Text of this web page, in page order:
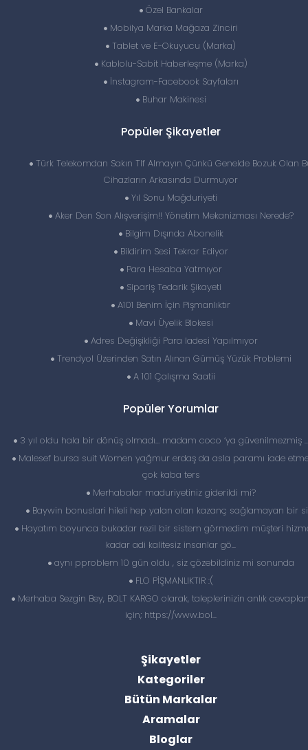
Özel Bankalar
Mobilya Marka Mağaza Zinciri
Tablet ve E-Okuyucu (Marka)
Kablolu-Sabit Haberleşme (Marka)
İnstagram-Facebook Sayfaları
Buhar Makinesi
Popüler Şikayetler
Türk Telekomdan Sakın Tlf Almayın Çünkü Genelde Bozuk Olan
Cihazların Arkasında Durmuyor
Yıl Sonu Mağduriyeti
Aker Den Son Alışverişim!! Yönetim Mekanizması Nerede?
Bilgim Dışında Abonelik
Bildirim Sesi Tekrar Ediyor
Para Hesaba Yatmıyor
Sipariş Tedarik Şikayeti
A101 Benim İçin Pişmanlıktır
Mavi Üyelik Blokesi
Adres Değişikliği Para Iadesi Yapılmıyor
Trendyol Üzerinden Satın Alınan Gümüş Yüzük Problemi
A 101 Çalışma Saatii
Popüler Yorumlar
3 yıl oldu hala bir dönüş olmadı… madam coco ‘ya güvenilmezmiş
Malesef bursa suit Women yağmur erdaş da asla paramı iade
çok kaba ters
Merhabalar maduriyetiniz giderildi mi?
Baywin bonuslari hileli hep yalan olan kazanç sağlamayan bir
Hayatım boyunca bukadar rezil bir sistem görmedim müşteri
kadar adi kalitesiz insanlar gö...
aynı pproblem 10 gün oldu , siz çözebildiniz mi sonunda
FLO PİŞMANLIKTIR :(
Merhaba Sezgin Bey, BOLT KARGO olarak, taleplerinizin anlık
için; https://www.bol...
Şikayetler
Kategoriler
Bütün Markalar
Aramalar
Bloglar